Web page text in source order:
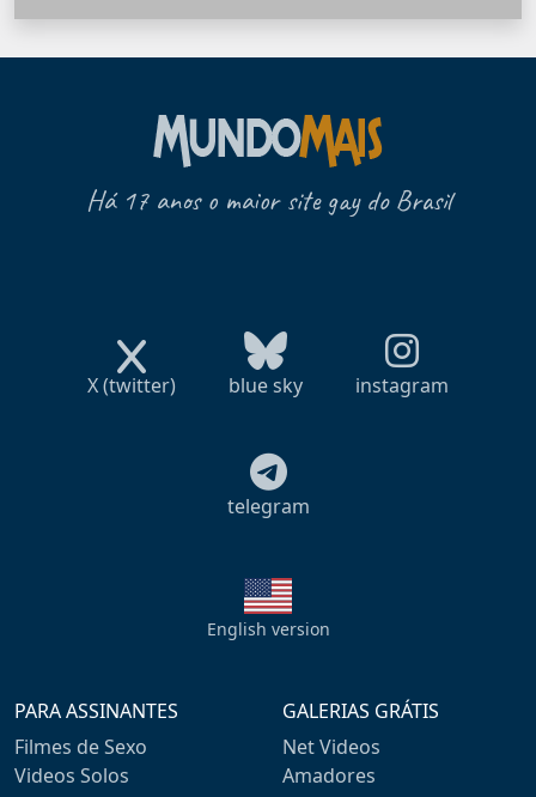
Há 17 anos o maior site gay do Brasil
X (twitter) blue sky instagram
telegram
English version
PARA ASSINANTES
Filmes de Sexo
Videos Solos
GALERIAS GRÁTIS
Net Videos
Amadores